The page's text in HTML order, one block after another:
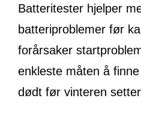
Batteritester hjelper
batteriproblemer før
forårsaker
enkleste måten å
dødt før vinteren